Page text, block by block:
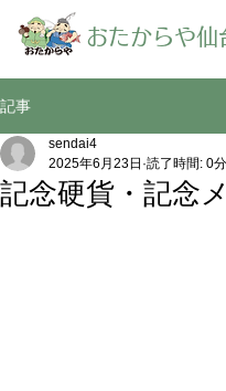
おたからや仙
記事
記念硬貨・記念
sendai4
2025年6月23日 読了時間: 0分